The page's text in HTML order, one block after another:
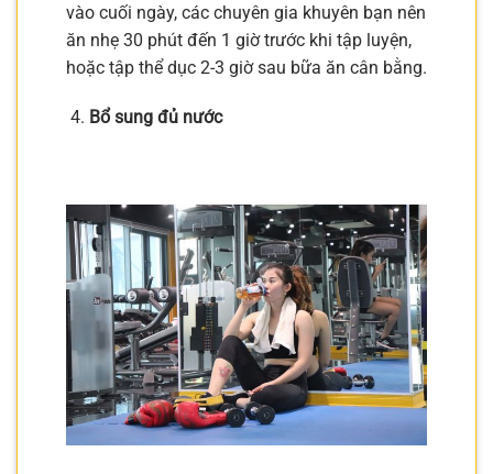
vào cuối ngày, các chuyên gia khuyên bạn nên
ăn nhẹ 30 phút đến 1 giờ trước khi tập luyện,
hoặc tập thể dục 2-3 giờ sau bữa ăn cân bằng.
Bổ sung đủ nước